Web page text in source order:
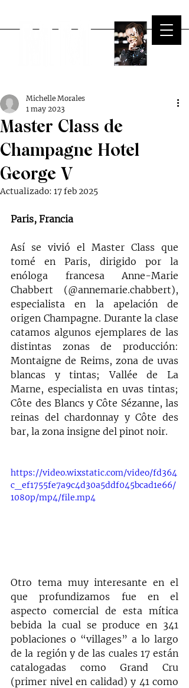
Master Class de
Champagne Hotel
George V
Michelle Morales
1 may 2023
Actualizado: 17 feb 2025
Paris, Francia
Así se vivió el Master Class que
tomé en Paris, dirigido por la
enóloga francesa Anne-Marie
Chabbert (@annemarie.chabbert),
especialista en la apelación de
origen Champagne. Durante la clase
catamos algunos ejemplares de las
distintas zonas de producción:
Montaigne de Reims, zona de uvas
blancas y tintas; Vallée de La
Marne, especialista en uvas tintas;
Côte des Blancs y Côte Sézanne, las
reinas del chardonnay y Côte des
bar, la zona insigne del pinot noir.
https://video.wixstatic.com/video/fd364
c_ef1755fe7a9c4d30a5ddf045bcad1e66/
1080p/mp4/file.mp4
Otro tema muy interesante en el
que profundizamos fue en el
aspecto comercial de esta mítica
bebida la cual se produce en 341
poblaciones o “villages” a lo largo
de la región y de las cuales 17 están
catalogadas como Grand Cru
(primer nivel en calidad) y 41 como